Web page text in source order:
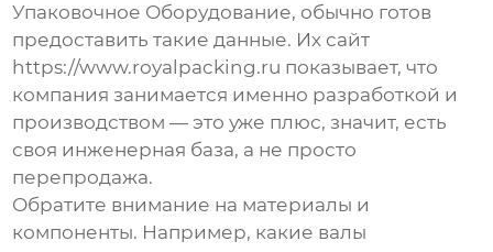
Упаковочное Оборудование, обычно готов
предоставить такие данные. Их сайт
https://www.royalpacking.ru показывает, что
компания занимается именно разработкой и
производством — это уже плюс, значит, есть
своя инженерная база, а не просто
перепродажа.
Обратите внимание на материалы и
компоненты. Например, какие валы